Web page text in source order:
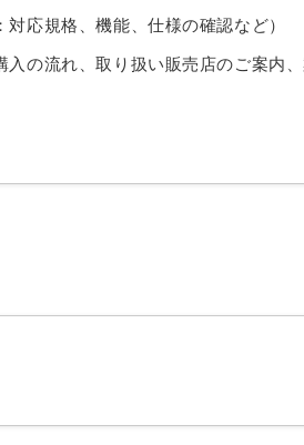
対応規格、機能、仕様の確認など）
入の流れ、取り扱い販売店のご案内